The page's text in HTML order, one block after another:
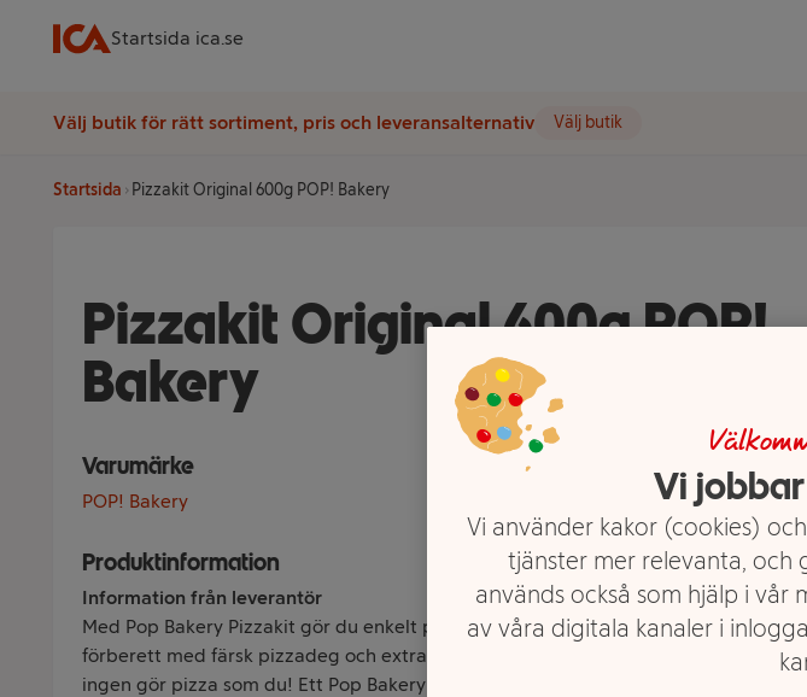
Startsida ica.se
Välj butik för rätt sortiment, pris och leveransalternativ Välj butik
Startsida Pizzakit Original 600g POP! Bakery
Pizzakit Original 600g POP!
Bakery
Varumärke
POP! Bakery
Produktinformation
Information från leverantör
Med Pop Bakery Pizzakit gör du enkelt pizza precis som du vill ha den. Vi har
förberett med färsk pizzadeg och extra fin tomatsås. Resten lämnar vi till dig – för
ingen gör pizza som du! Ett Pop Bakery Pizzakit innehåller både färsk deg till
Vi
Vi använder kakor (cookies)
tjänster mer relevanta, och
används också som hjälp i vår
av våra digitala kanaler i